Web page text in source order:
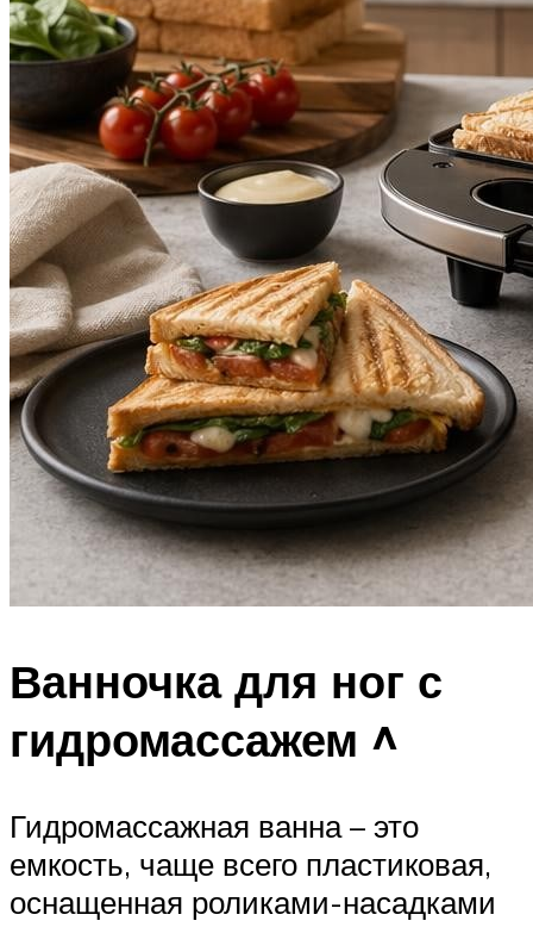
Ванночка для ног с
гидромассажем ^
Гидромассажная ванна – это
емкость, чаще всего пластиковая,
оснащенная роликами-насадками